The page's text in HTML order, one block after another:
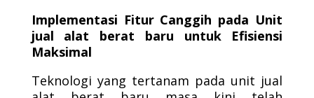
Implementasi Fitur Canggih pada Unit
jual alat berat baru untuk Efisiensi
Maksimal
Teknologi yang tertanam pada unit jual